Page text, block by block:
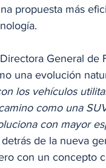
propuesta más
General de
una evolución
los vehículos
como una
con mayor
de la nueva
con un concepto